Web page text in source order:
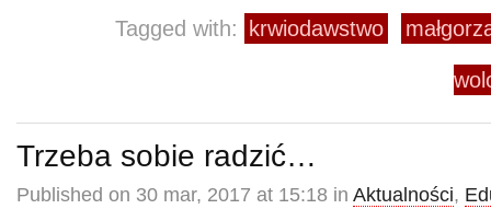
Tagged with: krwiodawstwo
Trzeba sobie radzić…
Published on 30 mar, 2017 at 15:18 in Aktualności,